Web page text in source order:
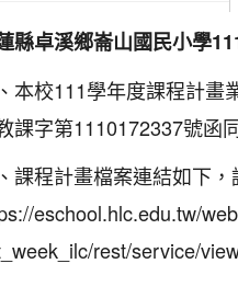
縣卓溪鄉崙山國民小學
本校111學年度課程計畫
課字第1110172337號函
課程計畫檔案連結如下，
eschool.hlc.edu.tw/
rest/service/
競賽榮獲優等